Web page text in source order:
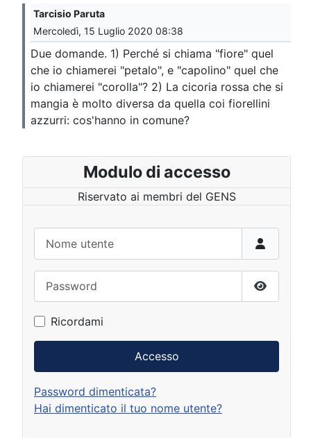
Tarcisio Paruta
Mercoledì, 15 Luglio 2020 08:38
Due domande. 1) Perché si chiama "fiore" quel
che io chiamerei "petalo", e "capolino" quel che
io chiamerei "corolla"? 2) La cicoria rossa che si
mangia è molto diversa da quella coi fiorellini
azzurri: cos'hanno in comune?
Modulo di accesso
Riservato ai membri del GENS
Mostra
Ricordami
Accesso
Password dimenticata?
Hai dimenticato il tuo nome utente?